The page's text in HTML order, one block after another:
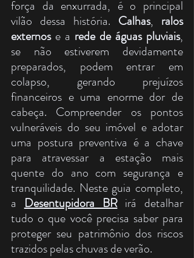
força da enxurrada, é o principal
vilão dessa história. Calhas, ralos
externos e a rede de águas pluviais,
se não estiverem devidamente
preparados, podem entrar em
colapso, gerando prejuízos
financeiros e uma enorme dor de
cabeça. Compreender os pontos
vulneráveis do seu imóvel e adotar
uma postura preventiva é a chave
para atravessar a estação mais
quente do ano com segurança e
tranquilidade. Neste guia completo,
a Desentupidora BR irá detalhar
tudo o que você precisa saber para
proteger seu patrimônio dos riscos
trazidos pelas chuvas de verão.